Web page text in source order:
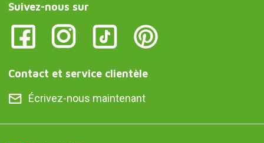
Suivez-nous sur
Contact et service clientèle
Écrivez-nous maintenant